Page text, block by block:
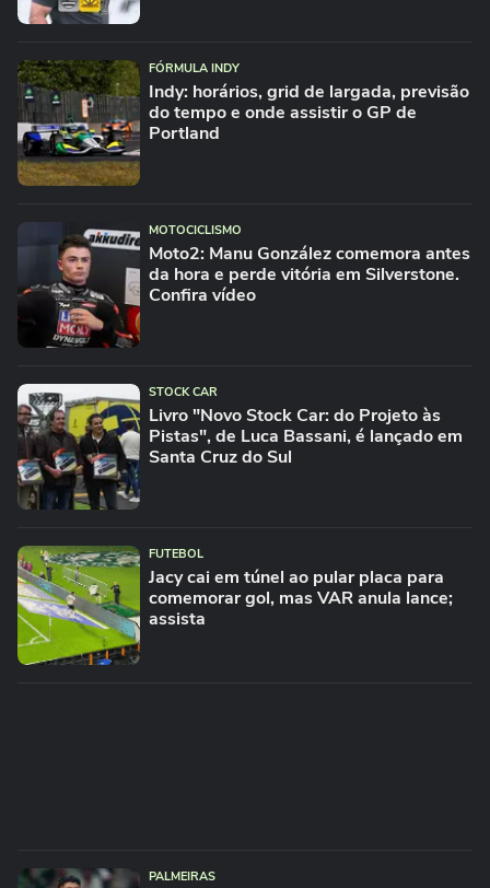
FÓRMULA INDY
Indy: horários, grid de largada, previsão
do tempo e onde assistir o GP de
Portland
MOTOCICLISMO
Moto2: Manu González comemora antes
da hora e perde vitória em Silverstone.
Confira vídeo
STOCK CAR
Livro "Novo Stock Car: do Projeto às
Pistas", de Luca Bassani, é lançado em
Santa Cruz do Sul
FUTEBOL
Jacy cai em túnel ao pular placa para
comemorar gol, mas VAR anula lance;
assista
PALMEIRAS